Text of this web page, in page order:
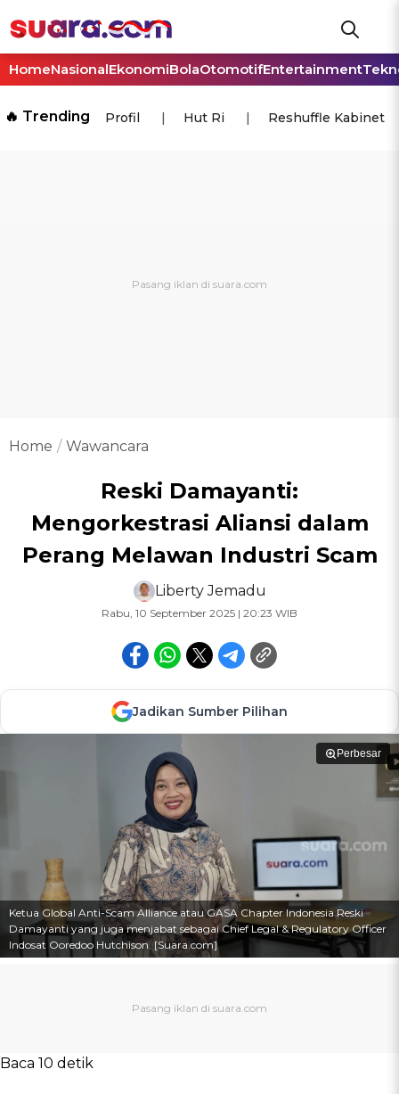
HomeNasionalEkonomiBolaOtomotifEntertainment
🔥 Trending Profil Hut Ri Reshuffle Kabinet
Home Wawancara
Reski Damayanti:
Mengorkestrasi Aliansi dalam
Perang Melawan Industri Scam
Liberty Jemadu
Rabu, 10 September 2025 | 20:23 WIB
Jadikan Sumber Pilihan
Perbesar
Ketua Global Anti-Scam Alliance atau GASA Chapter Indonesia Reski
Damayanti yang juga menjabat sebagai Chief Legal & Regulatory Officer
Indosat Ooredoo Hutchison. [Suara.com]
Baca 10 detik